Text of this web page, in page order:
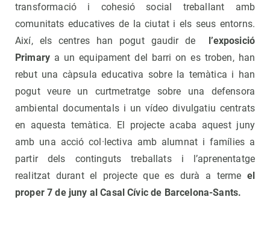
transformació i cohesió social treballant amb
comunitats educatives de la ciutat i els seus entorns.
Així, els centres han pogut gaudir de l’exposició
Primary a un equipament del barri on es troben, han
rebut una càpsula educativa sobre la temàtica i han
pogut veure un curtmetratge sobre una defensora
ambiental documentals i un vídeo divulgatiu centrats
en aquesta temàtica. El projecte acaba aquest juny
amb una acció col·lectiva amb alumnat i famílies a
partir dels continguts treballats i l’aprenentatge
realitzat durant el projecte que es durà a terme el
proper 7 de juny al Casal Cívic de Barcelona-Sants.